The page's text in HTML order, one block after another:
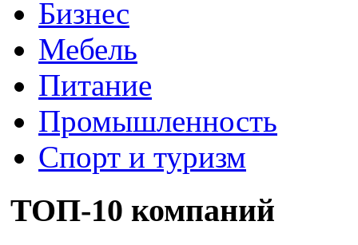
Бизнес
Мебель
Питание
Промышленность
Спорт и туризм
ТОП-10 компаний